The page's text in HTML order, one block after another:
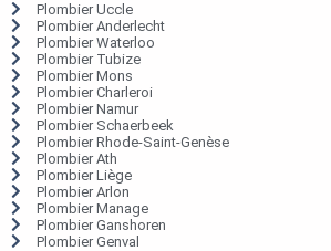
Plombier Uccle
Plombier Anderlecht
Plombier Waterloo
Plombier Tubize
Plombier Mons
Plombier Charleroi
Plombier Namur
Plombier Schaerbeek
Plombier Rhode-Saint-Genèse
Plombier Ath
Plombier Liège
Plombier Arlon
Plombier Manage
Plombier Ganshoren
Plombier Genval